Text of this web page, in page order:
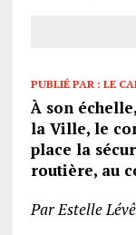
PUBLIÉ PAR : LE
À son
la Ville, le
place la
routière, au
Par Estelle